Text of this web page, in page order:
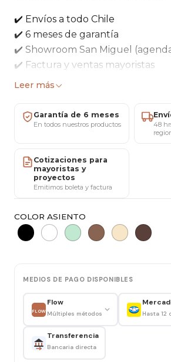
✔️ Envíos a todo Chile
✔️ 6 meses de garantía
✔️ Showroom San Miguel
✔️ Factura y ventas mayoristas
Silla Tulip con cojín acolchado
comedores, restaurantes y
Ancho: 48 cm
Alto asiento: 45 cm
Asiento: Polipropileno
Cojín: Ecocuero
Comedor
Restaurante
Terraza
Leer más
Garantía de 6 meses
En todos nuestros productos
48
Cotizaciones para
mayoristas y
proyectos
Emitimos boleta y factura
COLOR ASIENTO
MEDIOS DE PAGO DISPONIBLES
FLOW
Flow
Múltiples métodos Hasta 12
Transferencia
Bancaria directa